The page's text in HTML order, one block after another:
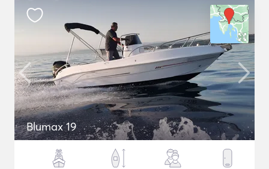
Blumax 19